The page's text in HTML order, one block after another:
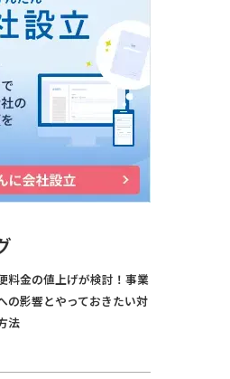
料金の値上げが検討！事業
の影響とやっておきたい対
法